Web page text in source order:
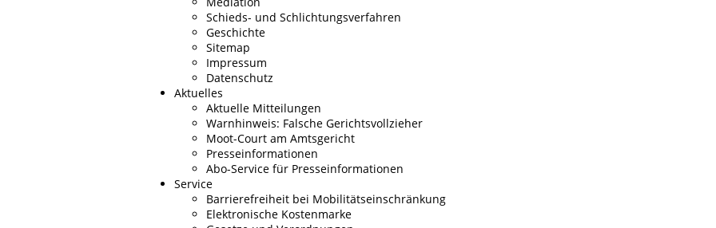
Schieds- und Schlichtungsverfahren
Geschichte
Sitemap
Impressum
Datenschutz
Aktuelles
Aktuelle Mitteilungen
Warnhinweis: Falsche Gerichtsvollzieher
Moot-Court am Amtsgericht
Presseinformationen
Abo-Service für Presseinformationen
Service
Barrierefreiheit bei Mobilitätseinschränkung
Elektronische Kostenmarke